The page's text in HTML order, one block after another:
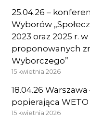
25.04.26 –
Wyborów
2023 oraz 2025 r.
proponowanych
Wyborczego”
15 kwietnia 2026
18.04.26
popierająca
15 kwietnia 2026